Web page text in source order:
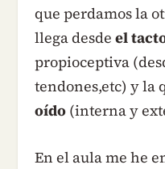
que perdamos la
llega desde el
propioceptiva
tendones,etc) y la
oído(interna y
En el aula me he